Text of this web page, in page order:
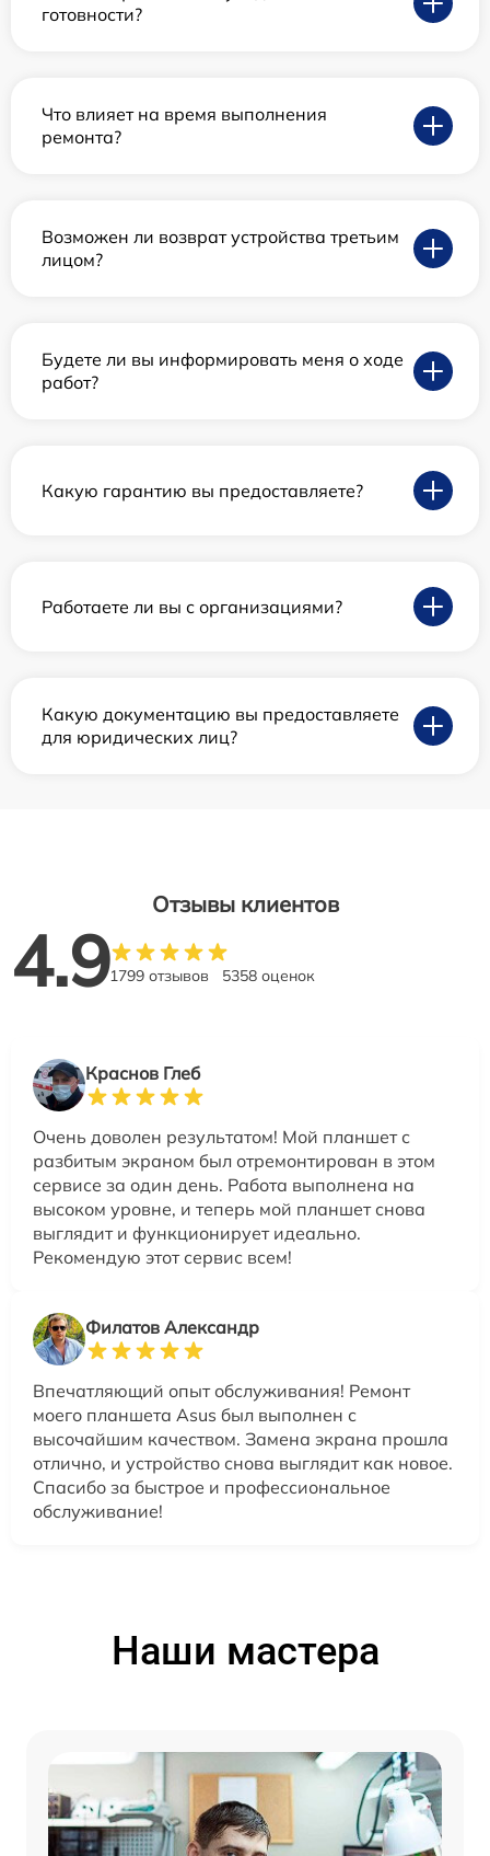
готовности?
Что влияет на время выполнения
ремонта?
Возможен ли возврат устройства третьим
лицом?
Будете ли вы информировать меня о ходе
работ?
Какую гарантию вы предоставляете?
Работаете ли вы с организациями?
Какую документацию вы предоставляете
для юридических лиц?
Отзывы клиентов
4.91799 отзывов 5358 оценок
Краснов Глеб
Очень доволен результатом! Мой планшет с
разбитым экраном был отремонтирован в этом
сервисе за один день. Работа выполнена на
высоком уровне, и теперь мой планшет снова
выглядит и функционирует идеально.
Рекомендую этот сервис всем!
Филатов Александр
Впечатляющий опыт обслуживания! Ремонт
моего планшета Asus был выполнен с
высочайшим качеством. Замена экрана прошла
отлично, и устройство снова выглядит как новое.
Спасибо за быстрое и профессиональное
обслуживание!
Наши мастера